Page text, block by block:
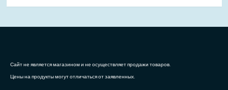
Сайт не является магазином и не осуществляет продажи товаров.
Цены на продукты могут отличаться от заявленных.